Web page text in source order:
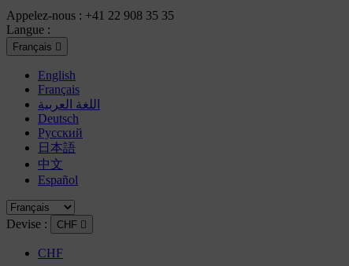
Appelez-nous : +41 22 908 35 35
Langue :
Français 
English
Français
اللغة العربية
Deutsch
Русский
日本語
中文
Español
Devise : CHF 
CHF